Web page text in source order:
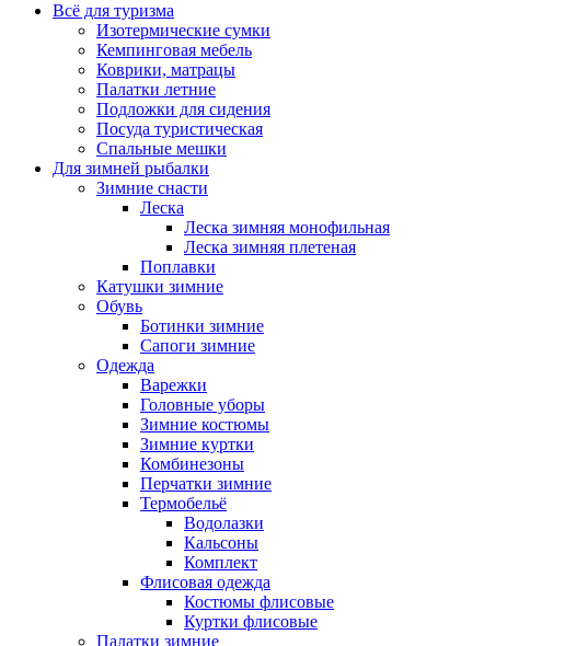
Всё для туризма
Изотермические сумки
Кемпинговая мебель
Коврики, матрацы
Палатки летние
Подложки для сидения
Посуда туристическая
Спальные мешки
Для зимней рыбалки
Зимние снасти
Леска
Леска зимняя монофильная
Леска зимняя плетеная
Поплавки
Катушки зимние
Обувь
Ботинки зимние
Сапоги зимние
Одежда
Варежки
Головные уборы
Зимние костюмы
Зимние куртки
Комбинезоны
Перчатки зимние
Термобельё
Водолазки
Кальсоны
Комплект
Флисовая одежда
Костюмы флисовые
Куртки флисовые
Палатки зимние